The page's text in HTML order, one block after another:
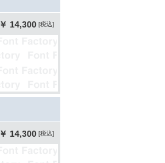
￥ 14,300 [税込]
￥ 14,300 [税込]